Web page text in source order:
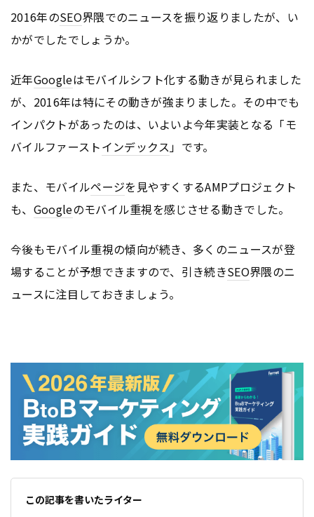
2016年のSEO界隈でのニュースを振り返りましたが、い
かがでしたでしょうか。
近年Googleはモバイルシフト化する動きが見られました
が、2016年は特にその動きが強まりました。その中でも
インパクトがあったのは、いよいよ今年実装となる「モ
バイルファーストインデックス 」です。
また、モバイルページを見やすくするAMPプロジェクト
も、 Googleのモバイル重視を感じさせる動きでした。
今後もモバイル重視の傾向が続き、多くのニュースが登
場することが予想できますので、引き続きSEO界隈のニ
ュースに注目しておきましょう。
この記事を書いたライター